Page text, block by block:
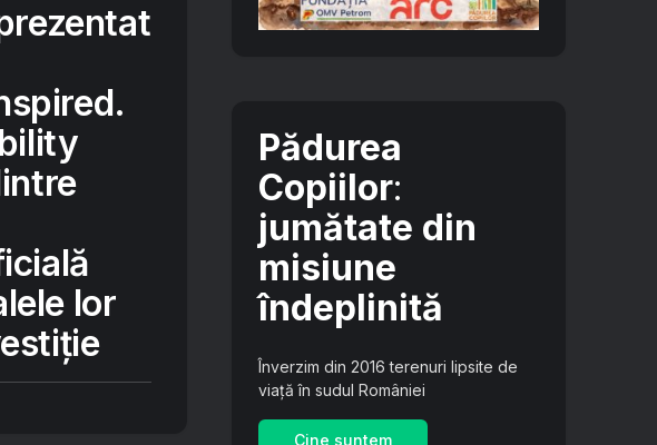
lor
Pădurea
Copiilor:
jumătate din
misiune
îndeplinită
Înverzim din 2016 terenuri lipsite de
viață în sudul României
Cine suntem